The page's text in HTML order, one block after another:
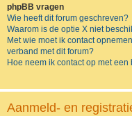
phpBB vragen
Wie heeft dit forum geschreven?
Waarom is de optie X niet
Met wie moet ik contact
verband met dit forum?
Hoe neem ik contact op met
Aanmeld- en